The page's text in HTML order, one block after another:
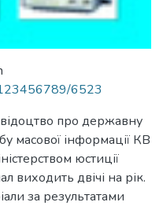
123456789/6523
про державну
масової інформації КВ
юстиції
виходить двічі на рік.
за результатами